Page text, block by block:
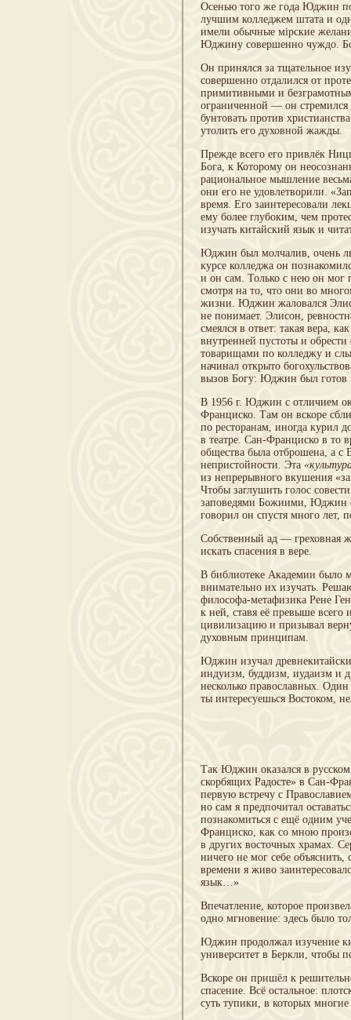
Осенью того же года Юджин
лучшим колледжем штата и
имели обычные мірские
Юджину совершенно чуждо.
Он принялся за тщательное
совершенно отдалился от
примитивными и
ограниченной — он
бунтовать против
утолить его духовной жажды.
Прежде всего его привлёк
Бога, к Которому он
рациональное мышление
они его не удовлетворили.
время. Его заинтересовали
ему более глубоким, чем
изучать китайский язык и
Юджин был молчалив, очень
курсе колледжа он
и он сам. Только с нею он мог
смотря на то, что они во
жизни. Юджин жаловался
не понимает. Элисон,
смеялся в ответ: такая вера,
внутренней пустоты и
товарищами по колледжу и
начинал открыто
вызов Богу: Юджин был готов
В 1956 г. Юджин с отличием
Франциско. Там он вскоре
по ресторанам, иногда курил
в театре. Сан-Франциско в то
общества была отброшена, а с
непристойности. Эта
из непрерывного вкушения
Чтобы заглушить голос
заповедями Божиими, Юджин
говорил он спустя много лет,
Собственный ад — греховная
искать спасения в вере.
В библиотеке Академии было
внимательно их изучать.
философа-метафизика Рене
к ней, ставя её превыше
цивилизацию и призывал
духовным принципам.
Юджин изучал
индуизм, буддизм, иудаизм и
несколько православных.
ты интересуешься Востоком,
Так Юджин оказался в
скорбящих Радосте» в Сан-
первую встречу с
но сам я предпочитал
познакомиться с ещё одним
Франциско, как со мною
в других восточных храмах.
ничего не мог себе
времени я живо
язык…»
Впечатление, которое
одно мгновение: здесь было
Юджин продолжал изучение
университет в Беркли, чтобы
Вскоре он пришёл к
спасение. Всё остальное:
суть тупики, в которых